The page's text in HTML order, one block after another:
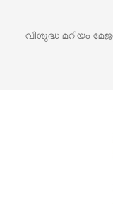
സമർപ്പണ തിരുനാൾ